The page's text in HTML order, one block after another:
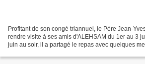
Profitant de son congé triannuel, le Père Jean-
rendre visite à ses amis d'ALEHSAM du 1er au 3
juin au soir, il a partagé le repas avec quelques